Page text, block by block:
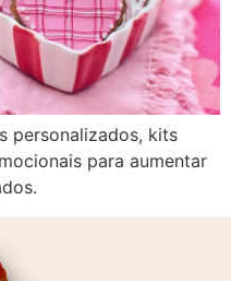
personalizados, kits
para aumentar